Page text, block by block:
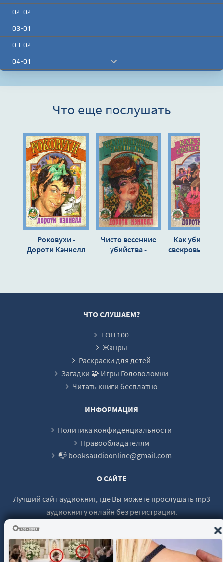
02-02
03-01
03-02
04-01
05-03
05-04
05-05
06-01
06-02
06-03
07-03
10-01
10-02
10-03
10-04
Что еще послушать
Роковухи -
Дороти Кэннелл
Чисто весенние
убийства -
Как убить
свекровь -
ЧТО СЛУШАЕМ?
ТОП 100
Жанры
Раскраски для детей
Загадки 🧩 Игры Головоломки
Читать книги бесплатно
ИНФОРМАЦИЯ
Политика конфиденциальности
Правообладателям
📭 booksaudioonline@gmail.com
О САЙТЕ
Лучший сайт аудиокниг, где Вы можете прослушать mp3
аудиокнигу онлайн без регистрации.